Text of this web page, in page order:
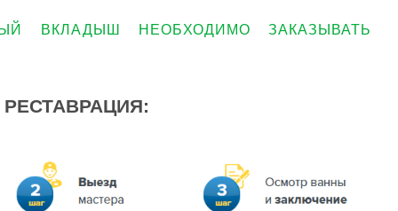
ВКЛАДЫШ НЕОБХОДИМО ЗАКАЗЫВАТЬ